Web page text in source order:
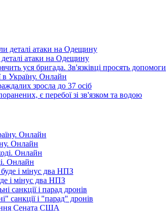
атаки на Одещину
уся бригада. Зв'язківці просять допомоги
в Україну. Онлайн
зросла до 37 осіб
є перебої зі зв'язком та водою
Онлайн
Онлайн
і мінус два НПЗ
санкції і "парад" дронів